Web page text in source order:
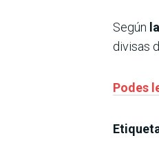
Según
divisas
Podes